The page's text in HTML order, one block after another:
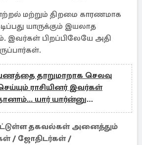
மற்றும் திறமை காரணமாக
யாருக்கும் இயலாத
இவர்கள் பிறப்பிலேயே அதி
தாறுமாறாக செலவு
ராசியினர் இவர்கள்
யார் யார்ன்னு
தகவல்கள் அனைத்தும்
/ ஜோதிடர்கள் /